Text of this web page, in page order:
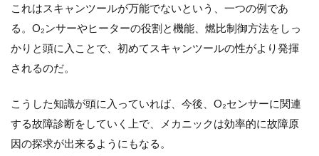
これはスキャンツールが万能でないという、一つの例であ
る。O₂ンサーやヒーターの役割と機能、燃比制御方法をしっ
かりと頭に入ことで、初めてスキャンツールの性がより発揮
されるのだ。
こうした知識が頭に入っていれば、今後、O₂センサーに関連
する故障診断をしていく上で、メカニックは効率的に故障原
因の探求が出来るようにもなる。